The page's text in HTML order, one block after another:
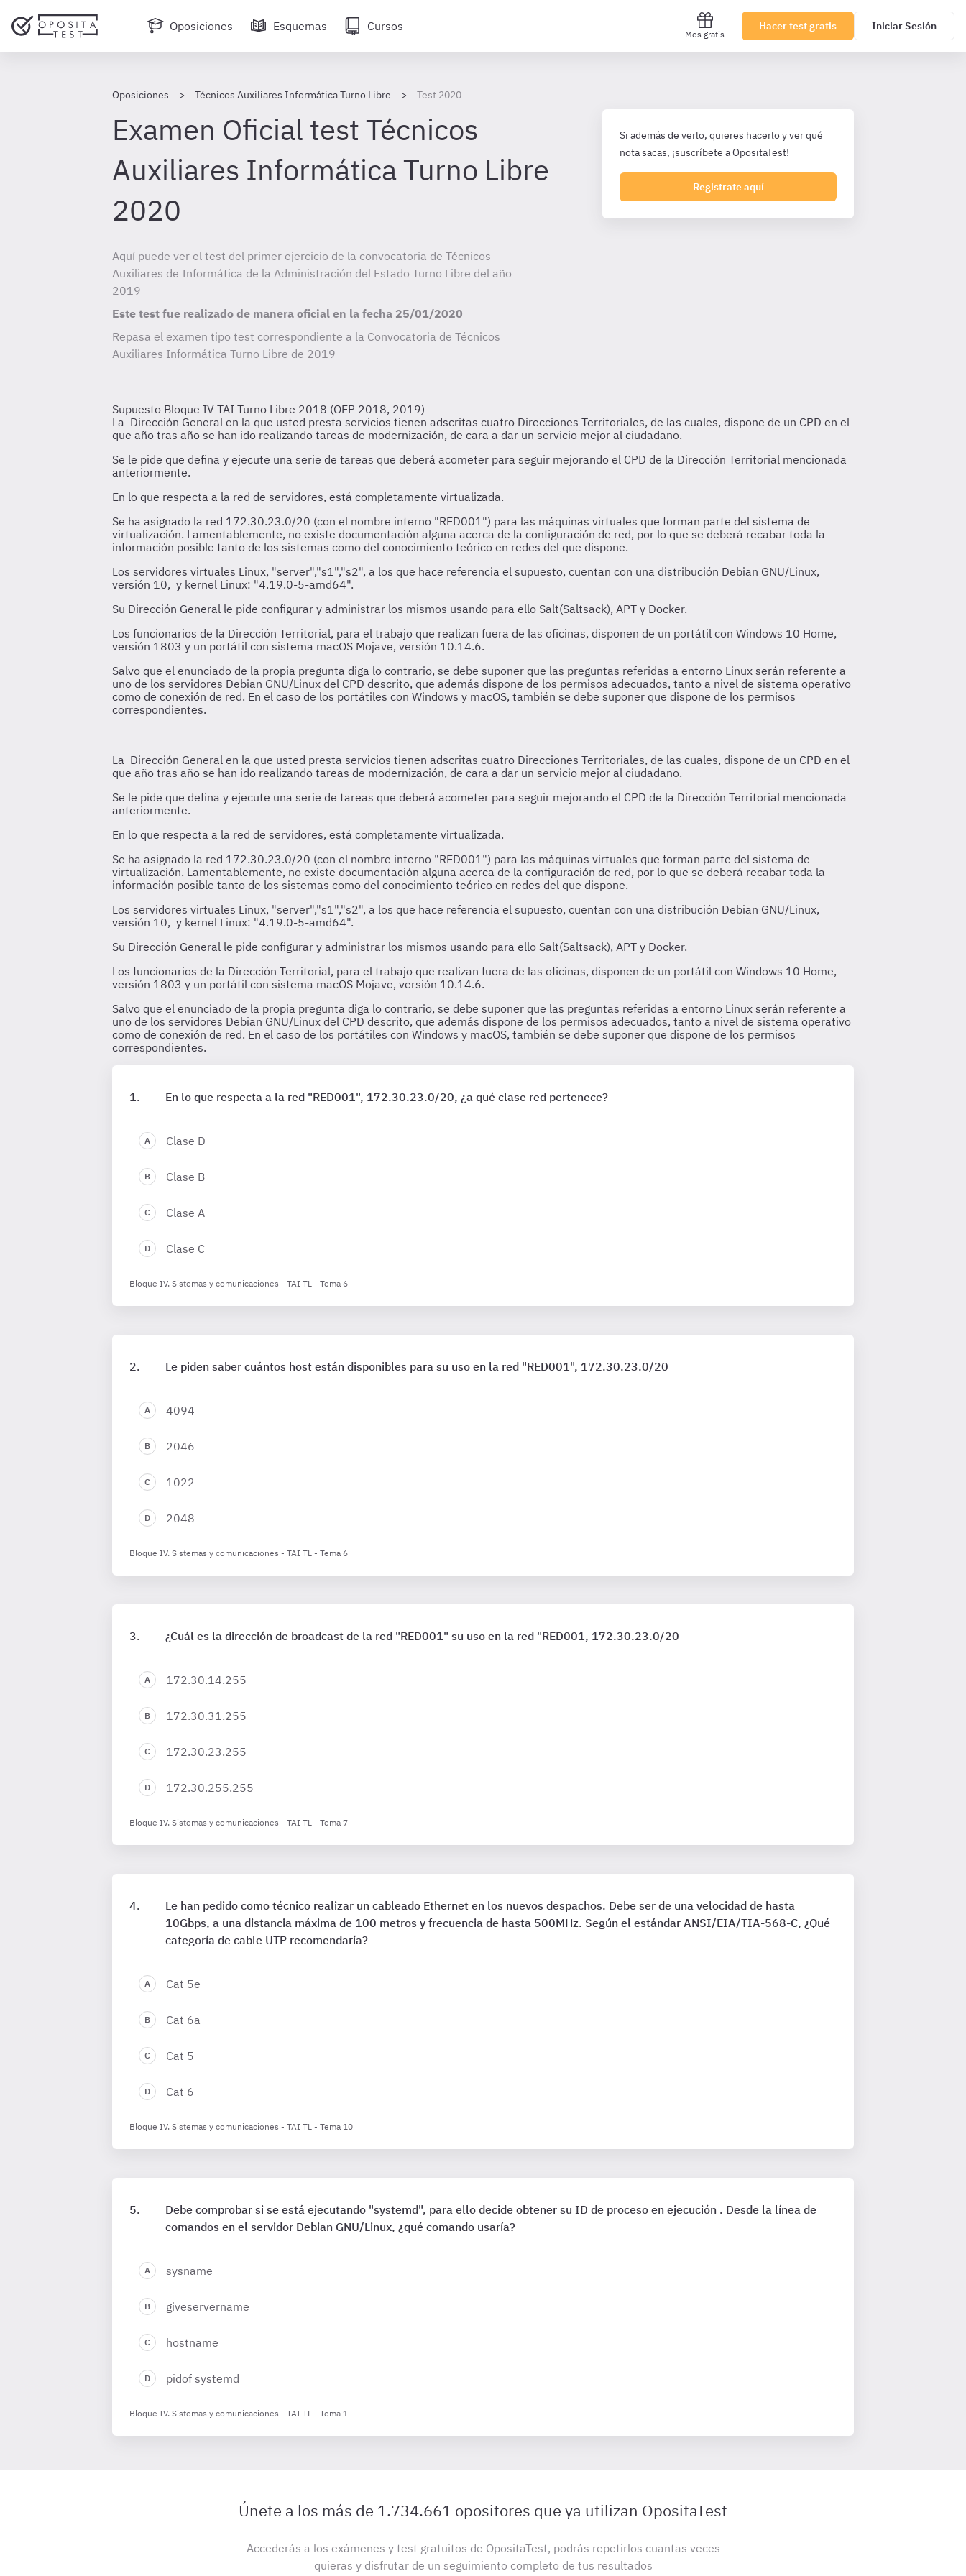
Oposiciones Esquemas Cursos
Mes gratis
Hacer test gratis Iniciar Sesión
Oposiciones Técnicos Auxiliares Informática Turno Libre Test 2020
Examen Oficial test Técnicos
Auxiliares Informática Turno Libre
2020
Aquí puede ver el test del primer ejercicio de la convocatoria de Técnicos
Auxiliares de Informática de la Administración del Estado Turno Libre del año
2019
Este test fue realizado de manera oficial en la fecha 25/01/2020
Repasa el examen tipo test correspondiente a la Convocatoria de Técnicos
Auxiliares Informática Turno Libre de 2019
Si además de verlo, quieres hacerlo y ver qué
nota sacas, ¡suscríbete a OpositaTest!
Registrate aquí
Supuesto Bloque IV TAI Turno Libre 2018 (OEP 2018, 2019)
La Dirección General en la que usted presta servicios tienen adscritas cuatro Direcciones Territoriales, de las cuales, dispone de un CPD en el
que año tras año se han ido realizando tareas de modernización, de cara a dar un servicio mejor al ciudadano.
Se le pide que defina y ejecute una serie de tareas que deberá acometer para seguir mejorando el CPD de la Dirección Territorial mencionada
anteriormente.
En lo que respecta a la red de servidores, está completamente virtualizada.
Se ha asignado la red 172.30.23.0/20 (con el nombre interno "RED001") para las máquinas virtuales que forman parte del sistema de
virtualización. Lamentablemente, no existe documentación alguna acerca de la configuración de red, por lo que se deberá recabar toda la
información posible tanto de los sistemas como del conocimiento teórico en redes del que dispone.
Los servidores virtuales Linux, "server","s1","s2", a los que hace referencia el supuesto, cuentan con una distribución Debian GNU/Linux,
versión 10, y kernel Linux: "4.19.0-5-amd64".
Su Dirección General le pide configurar y administrar los mismos usando para ello Salt(Saltsack), APT y Docker.
Los funcionarios de la Dirección Territorial, para el trabajo que realizan fuera de las oficinas, disponen de un portátil con Windows 10 Home,
versión 1803 y un portátil con sistema macOS Mojave, versión 10.14.6.
Salvo que el enunciado de la propia pregunta diga lo contrario, se debe suponer que las preguntas referidas a entorno Linux serán referente a
uno de los servidores Debian GNU/Linux del CPD descrito, que además dispone de los permisos adecuados, tanto a nivel de sistema operativo
como de conexión de red. En el caso de los portátiles con Windows y macOS, también se debe suponer que dispone de los permisos
correspondientes.
La Dirección General en la que usted presta servicios tienen adscritas cuatro Direcciones Territoriales, de las cuales, dispone de un CPD en el
que año tras año se han ido realizando tareas de modernización, de cara a dar un servicio mejor al ciudadano.
Se le pide que defina y ejecute una serie de tareas que deberá acometer para seguir mejorando el CPD de la Dirección Territorial mencionada
anteriormente.
En lo que respecta a la red de servidores, está completamente virtualizada.
Se ha asignado la red 172.30.23.0/20 (con el nombre interno "RED001") para las máquinas virtuales que forman parte del sistema de
virtualización. Lamentablemente, no existe documentación alguna acerca de la configuración de red, por lo que se deberá recabar toda la
información posible tanto de los sistemas como del conocimiento teórico en redes del que dispone.
Los servidores virtuales Linux, "server","s1","s2", a los que hace referencia el supuesto, cuentan con una distribución Debian GNU/Linux,
versión 10, y kernel Linux: "4.19.0-5-amd64".
Su Dirección General le pide configurar y administrar los mismos usando para ello Salt(Saltsack), APT y Docker.
Los funcionarios de la Dirección Territorial, para el trabajo que realizan fuera de las oficinas, disponen de un portátil con Windows 10 Home,
versión 1803 y un portátil con sistema macOS Mojave, versión 10.14.6.
Salvo que el enunciado de la propia pregunta diga lo contrario, se debe suponer que las preguntas referidas a entorno Linux serán referente a
uno de los servidores Debian GNU/Linux del CPD descrito, que además dispone de los permisos adecuados, tanto a nivel de sistema operativo
como de conexión de red. En el caso de los portátiles con Windows y macOS, también se debe suponer que dispone de los permisos
correspondientes.
En lo que respecta a la red "RED001", 172.30.23.0/20, ¿a qué clase red pertenece?
Clase D
Clase B
Clase A
Clase C
Bloque IV. Sistemas y comunicaciones - TAI TL - Tema 6
Le piden saber cuántos host están disponibles para su uso en la red "RED001", 172.30.23.0/20
4094
2046
1022
2048
Bloque IV. Sistemas y comunicaciones - TAI TL - Tema 6
¿Cuál es la dirección de broadcast de la red "RED001" su uso en la red "RED001, 172.30.23.0/20
172.30.14.255
172.30.31.255
172.30.23.255
172.30.255.255
Bloque IV. Sistemas y comunicaciones - TAI TL - Tema 7
Le han pedido como técnico realizar un cableado Ethernet en los nuevos despachos. Debe ser de una velocidad de hasta
10Gbps, a una distancia máxima de 100 metros y frecuencia de hasta 500MHz. Según el estándar ANSI/EIA/TIA-568-C, ¿Qué
categoría de cable UTP recomendaría?
Cat 5e
Cat 6a
Cat 5
Cat 6
Bloque IV. Sistemas y comunicaciones - TAI TL - Tema 10
Debe comprobar si se está ejecutando "systemd", para ello decide obtener su ID de proceso en ejecución . Desde la línea de
comandos en el servidor Debian GNU/Linux, ¿qué comando usaría?
sysname
giveservername
hostname
pidof systemd
Bloque IV. Sistemas y comunicaciones - TAI TL - Tema 1
Únete a los más de 1.734.661 opositores que ya utilizan OpositaTest
Accederás a los exámenes y test gratuitos de OpositaTest, podrás repetirlos cuantas veces
quieras y disfrutar de un seguimiento completo de tus resultados